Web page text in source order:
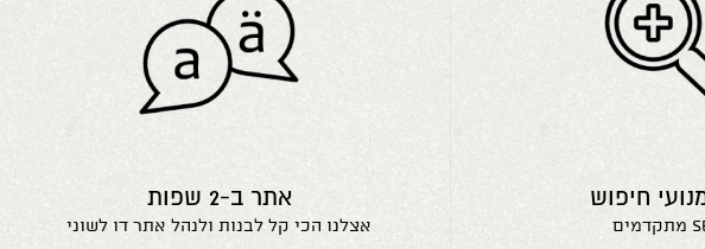
חיפוש אתר ב-2 שפות
אצלנו הכי קל לבנות ולנהל אתר דו לשוני